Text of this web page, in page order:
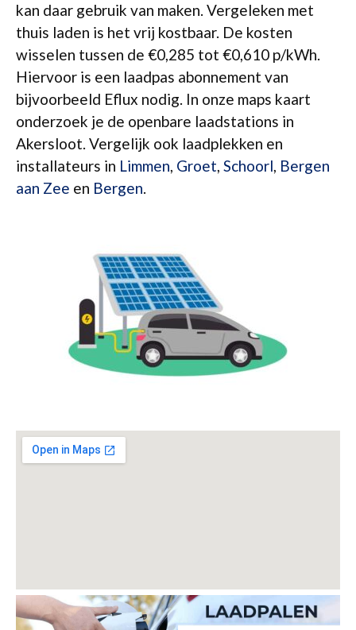
kan daar gebruik van maken. Vergeleken met
thuis laden is het vrij kostbaar. De kosten
wisselen tussen de €0,285 tot €0,610 p/kWh.
Hiervoor is een laadpas abonnement van
bijvoorbeeld Eflux nodig. In onze maps kaart
onderzoek je de openbare laadstations in
Akersloot. Vergelijk ook laadplekken en
installateurs in Limmen, Groet, Schoorl, Bergen
aan Zee en Bergen.